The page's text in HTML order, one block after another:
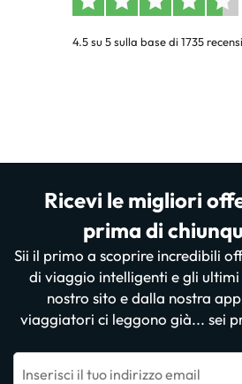
4.5 su 5 sulla base di 1735
Ricevi le migliori
prima di
Sii il primo a scoprire incredibili
di viaggio intelligenti e gli
nostro sito e dalla nostra
viaggiatori ci leggono già... sei
Inserisci il tuo indirizzo email